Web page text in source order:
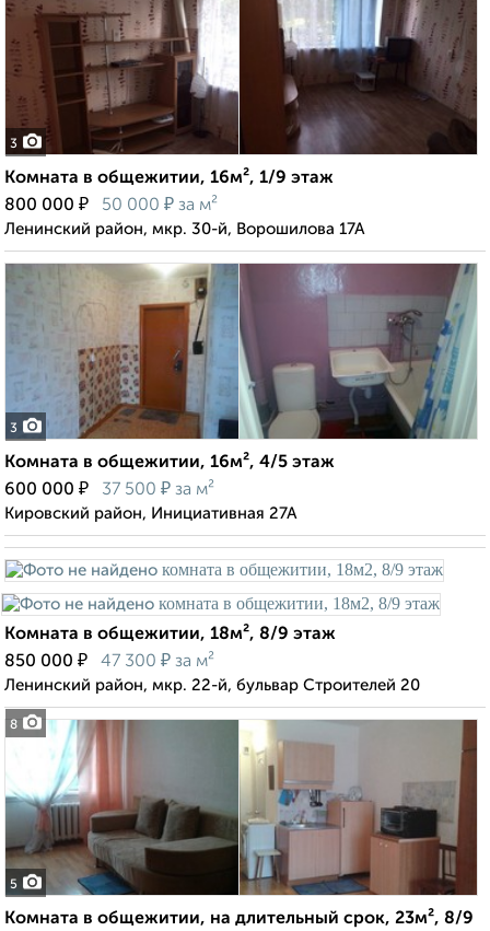
3
Комната в общежитии, 16м², 1/9 этаж
800 000 ₽ 50 000 ₽ за м²
Ленинский район, мкр. 30-й, Ворошилова 17А
3
Комната в общежитии, 16м², 4/5 этаж
600 000 ₽ 37 500 ₽ за м²
Кировский район, Инициативная 27А
8
Комната в общежитии, 18м², 8/9 этаж
850 000 ₽ 47 300 ₽ за м²
Ленинский район, мкр. 22-й, бульвар Строителей 20
5
Комната в общежитии, на длительный срок, 23м², 8/9